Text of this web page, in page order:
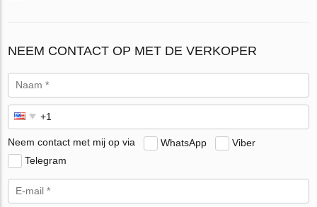
NEEM CONTACT OP MET DE VERKOPER
Neem contact met mij op via WhatsApp
Viber
Telegram